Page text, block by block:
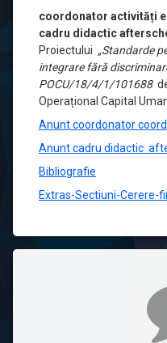
coordonator activități
cadru didactic
Proiectului „Standarde
integrare fӑrӑ
POCU/18/4/1/101688
Operațional Capital
Anunt coordonator
Anunt cadru didactic
Bibliografie
Extras-Sectiuni-Cerere-